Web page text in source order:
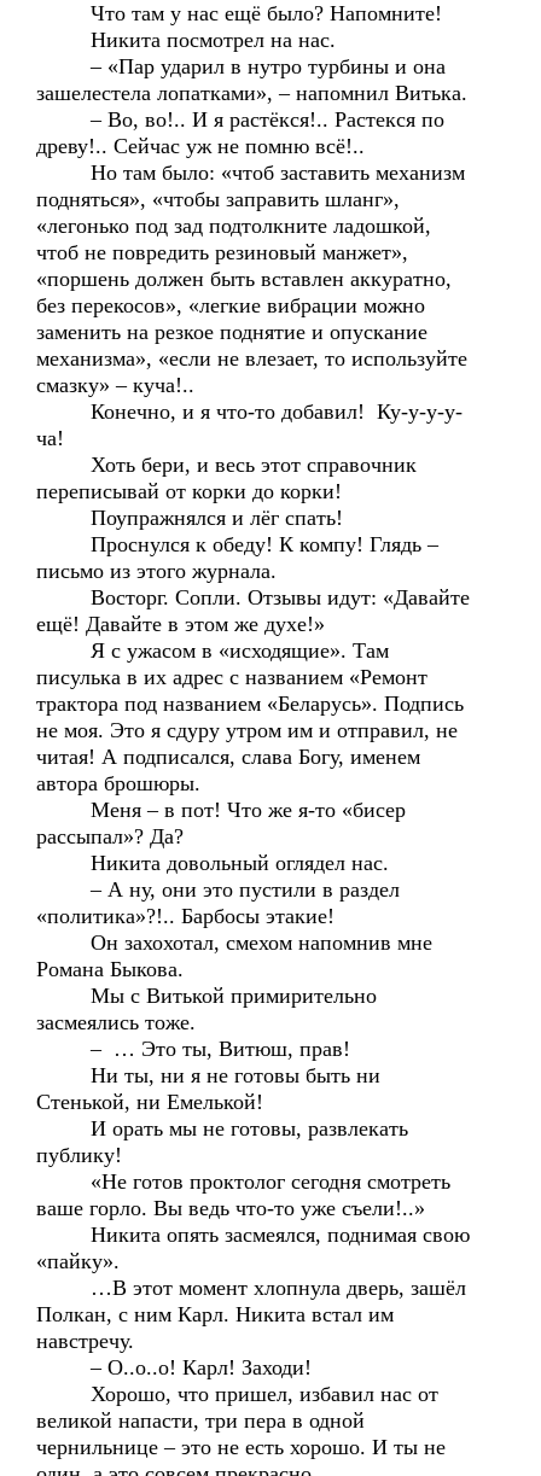
Что там у нас ещё было? Напомните!
Никита посмотрел на нас.
– «Пар ударил в нутро турбины и она
зашелестела лопатками», – напомнил Витька.
– Во, во!.. И я растёкся!.. Растекся по
древу!.. Сейчас уж не помню всё!..
Но там было: «чтоб заставить механизм
подняться», «чтобы заправить шланг»,
«легонько под зад подтолкните ладошкой,
чтоб не повредить резиновый манжет»,
«поршень должен быть вставлен аккуратно,
без перекосов», «легкие вибрации можно
заменить на резкое поднятие и опускание
механизма», «если не влезает, то используйте
смазку» – куча!..
Конечно, и я что-то добавил! Ку-у-у-у-
ча!
Хоть бери, и весь этот справочник
переписывай от корки до корки!
Поупражнялся и лёг спать!
Проснулся к обеду! К компу! Глядь –
письмо из этого журнала.
Восторг. Сопли. Отзывы идут: «Давайте
ещё! Давайте в этом же духе!»
Я с ужасом в «исходящие». Там
писулька в их адрес с названием «Ремонт
трактора под названием «Беларусь». Подпись
не моя. Это я сдуру утром им и отправил, не
читая! А подписался, слава Богу, именем
автора брошюры.
Меня – в пот! Что же я-то «бисер
рассыпал»? Да?
Никита довольный оглядел нас.
– А ну, они это пустили в раздел
«политика»?!.. Барбосы этакие!
Он захохотал, смехом напомнив мне
Романа Быкова.
Мы с Витькой примирительно
засмеялись тоже.
– … Это ты, Витюш, прав!
Ни ты, ни я не готовы быть ни
Стенькой, ни Емелькой!
И орать мы не готовы, развлекать
публику!
«Не готов проктолог сегодня смотреть
ваше горло. Вы ведь что-то уже съели!..»
Никита опять засмеялся, поднимая свою
«пайку».
…В этот момент хлопнула дверь, зашёл
Полкан, с ним Карл. Никита встал им
навстречу.
– О..о..о! Карл! Заходи!
Хорошо, что пришел, избавил нас от
великой напасти, три пера в одной
чернильнице – это не есть хорошо. И ты не